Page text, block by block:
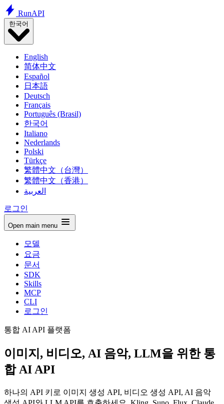
RunAPI
한국어
English
简体中文
Español
日本語
Deutsch
Français
Português (Brasil)
한국어
Italiano
Nederlands
Polski
Türkçe
繁體中文（台灣）
繁體中文（香港）
العربية
로그인
Open main menu
모델
요금
문서
SDK
Skills
MCP
CLI
로그인
통합 AI API 플랫폼
이미지, 비디오, AI 음악, LLM을 위한 통
합 AI API
하나의 API 키로 이미지 생성 API, 비디오 생성 API, AI 음악